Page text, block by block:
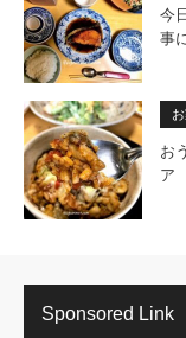
今
事
お
ア
Sponsored Link